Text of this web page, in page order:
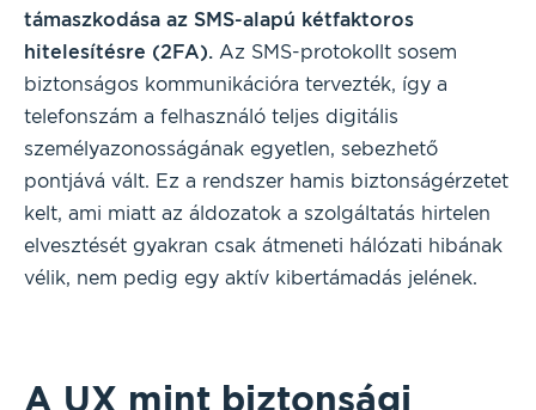
támaszkodása az SMS-alapú kétfaktoros
hitelesítésre (2FA). Az SMS-protokollt sosem
biztonságos kommunikációra tervezték, így a
telefonszám a felhasználó teljes digitális
személyazonosságának egyetlen, sebezhető
pontjává vált. Ez a rendszer hamis biztonságérzetet
kelt, ami miatt az áldozatok a szolgáltatás hirtelen
elvesztését gyakran csak átmeneti hálózati hibának
vélik, nem pedig egy aktív kibertámadás jelének.
A UX mint biztonsági